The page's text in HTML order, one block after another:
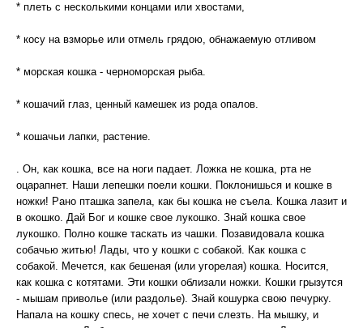
* плеть с несколькими концами или хвостами,
* косу на взморье или отмель грядою, обнажаемую отливом
* морская кошка - черноморская рыба.
* кошачий глаз, ценный камешек из рода опалов.
* кошачьи лапки, растение.
. Он, как кошка, все на ноги падает. Ложка не кошка, рта не
оцарапнет. Наши лепешки поели кошки. Поклонишься и кошке в
ножки! Рано пташка запела, как бы кошка не съела. Кошка лазит и
в окошко. Дай Бог и кошке свое лукошко. Знай кошка свое
лукошко. Полно кошке таскать из чашки. Позавидовала кошка
собачью житью! Лады, что у кошки с собакой. Как кошка с
собакой. Мечется, как бешеная (или угорелая) кошка. Носится,
как кошка с котятами. Эти кошки облизали ножки. Кошки грызутся
- мышам приволье (или раздолье). Знай кошурка свою печурку.
Напала на кошку спесь, не хочет с печи слезть. На мышку, и